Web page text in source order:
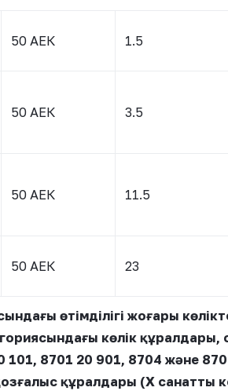
50 АЕК 1.5
50 АЕК 3.5
50 АЕК 11.5
50 АЕК 23
өтімділігі жоғары
көлік
101, 8701 20 901, 8704 және
құралдары (Х санатты